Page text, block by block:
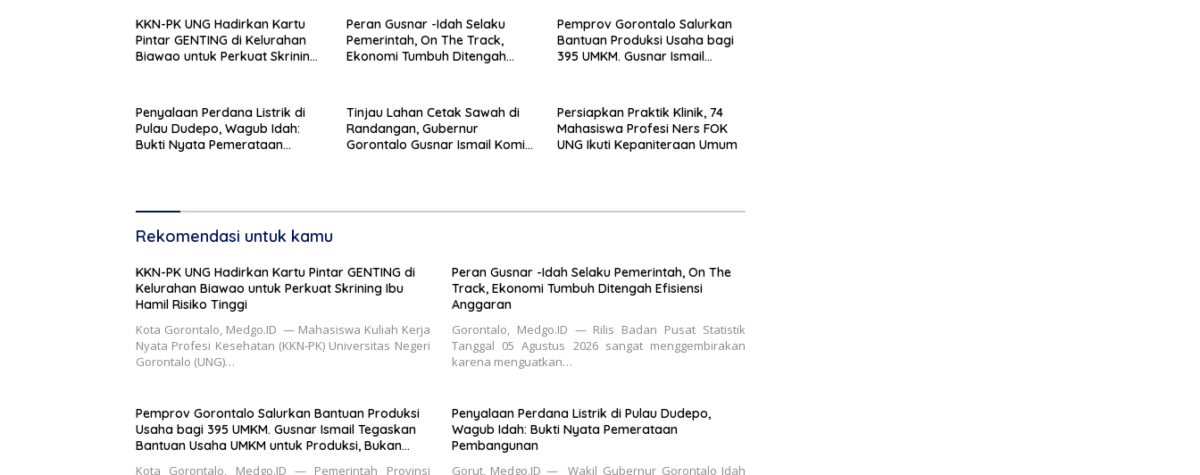
KKN-PK UNG Hadirkan Kartu
Pintar GENTING di Kelurahan
Biawao untuk Perkuat Skrining
Peran Gusnar -Idah Selaku
Pemerintah, On The Track,
Ekonomi Tumbuh Ditengah
Pemprov Gorontalo Salurkan
Bantuan Produksi Usaha bagi
395 UMKM. Gusnar Ismail
Konsumsi
Penyalaan Perdana Listrik di
Pulau Dudepo, Wagub Idah:
Bukti Nyata Pemerataan
Tinjau Lahan Cetak Sawah di
Randangan, Gubernur
Gorontalo Gusnar Ismail Komit
Persiapkan Praktik Klinik, 74
Mahasiswa Profesi Ners FOK
UNG Ikuti Kepaniteraan Umum
Rekomendasi untuk kamu
KKN-PK UNG Hadirkan Kartu Pintar GENTING di
Kelurahan Biawao untuk Perkuat Skrining Ibu
Hamil Risiko Tinggi
Kota Gorontalo, Medgo.ID — Mahasiswa Kuliah Kerja
Nyata Profesi Kesehatan (KKN-PK) Universitas Negeri
Gorontalo (UNG)…
Peran Gusnar -Idah Selaku Pemerintah, On The
Track, Ekonomi Tumbuh Ditengah Efisiensi
Anggaran
Gorontalo, Medgo.ID — Rilis Badan Pusat Statistik
Tanggal 05 Agustus 2026 sangat menggembirakan
karena menguatkan…
Pemprov Gorontalo Salurkan Bantuan Produksi
Usaha bagi 395 UMKM. Gusnar Ismail Tegaskan
Bantuan Usaha UMKM untuk Produksi, Bukan
Kota Gorontalo, Medgo.ID — Pemerintah Provinsi
Penyalaan Perdana Listrik di Pulau Dudepo,
Wagub Idah: Bukti Nyata Pemerataan
Pembangunan
Gorut, Medgo.ID — Wakil Gubernur Gorontalo Idah